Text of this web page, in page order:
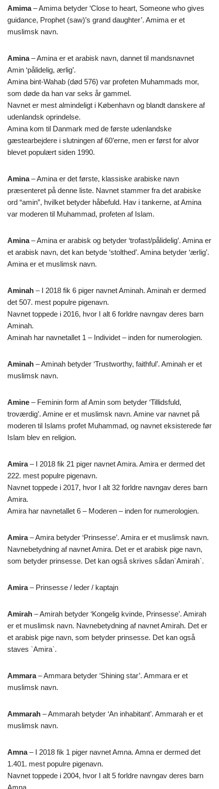
Amima– Amima betyder ‘Close to heart, Someone who gives
guidance, Prophet (saw)’s grand daughter’. Amima er et
muslimsk navn.
Amina– Amina er et arabisk navn, dannet til mandsnavnet
Amin ‘pålidelig, ærlig’.
Amina bint-Wahab (død 576) var profeten Muhammads mor,
som døde da han var seks år gammel.
Navnet er mest almindeligt i København og blandt danskere af
udenlandsk oprindelse.
Amina kom til Danmark med de første udenlandske
gæstearbejdere i slutningen af 60’erne, men er først for alvor
blevet populært siden 1990.
Amina– Amina er det første, klassiske arabiske navn
præsenteret på denne liste. Navnet stammer fra det arabiske
ord “amin”, hvilket betyder håbefuld. Hav i tankerne, at Amina
var moderen til Muhammad, profeten af Islam.
Amina– Amina er arabisk og betyder ‘trofast/pålidelig’. Amina er
et arabisk navn, det kan betyde ‘stolthed’. Amina betyder ‘ærlig’.
Amina er et muslimsk navn.
Aminah – I 2018 fik 6 piger navnet Aminah. Aminah er dermed
det 507. mest populre pigenavn.
Navnet toppede i 2016, hvor I alt 6 forldre navngav deres barn
Aminah.
Aminah har navnetallet 1 – Individet – inden for numerologien.
Aminah – Aminah betyder ‘Trustworthy, faithful’. Aminah er et
muslimsk navn.
Amine – Feminin form af Amin som betyder ‘Tillidsfuld,
troværdig’. Amine er et muslimsk navn. Amine var navnet på
moderen til Islams profet Muhammad, og navnet eksisterede før
Islam blev en religion.
Amira– I 2018 fik 21 piger navnet Amira. Amira er dermed det
222. mest populre pigenavn.
Navnet toppede i 2017, hvor I alt 32 forldre navngav deres barn
Amira.
Amira har navnetallet 6 – Moderen – inden for numerologien.
Amira– Amira betyder ‘Prinsesse’. Amira er et muslimsk navn.
Navnebetydning af navnet Amira. Det er et arabisk pige navn,
som betyder prinsesse. Det kan også skrives sådan`Amirah`.
Amira– Prinsesse / leder / kaptajn
Amirah – Amirah betyder ‘Kongelig kvinde, Prinsesse’. Amirah
er et muslimsk navn. Navnebetydning af navnet Amirah. Det er
et arabisk pige navn, som betyder prinsesse. Det kan også
staves `Amira`.
Ammara– Ammara betyder ‘Shining star’. Ammara er et
muslimsk navn.
Ammarah – Ammarah betyder ‘An inhabitant’. Ammarah er et
muslimsk navn.
Amna– I 2018 fik 1 piger navnet Amna. Amna er dermed det
1.401. mest populre pigenavn.
Navnet toppede i 2004, hvor I alt 5 forldre navngav deres barn